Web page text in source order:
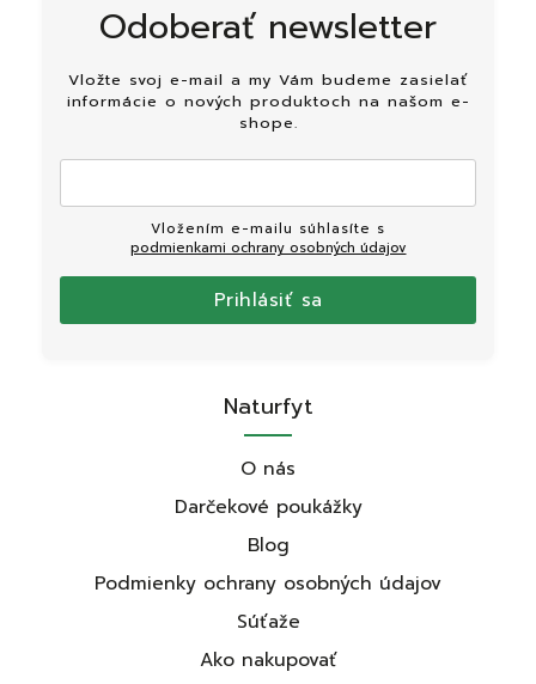
Odoberať newsletter
Vložte svoj e-mail a my Vám budeme zasielať
informácie o nových produktoch na našom e-
shope.
podmienkami ochrany osobných údajov
Prihlásiť sa
Naturfyt
O nás
Darčekové poukážky
Blog
Podmienky ochrany osobných údajov
Súťaže
Ako nakupovať